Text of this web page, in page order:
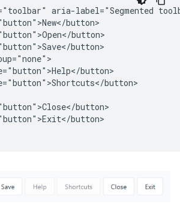
aria-label="Segmented
button>
button>
button>
button>
button>
button>
button>